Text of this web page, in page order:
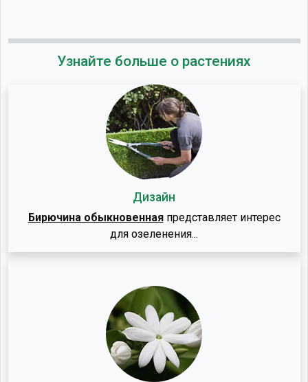
Узнайте больше о растениях
Дизайн
Бирючина обыкновеннаяпредставляет интерес
для озеленения...